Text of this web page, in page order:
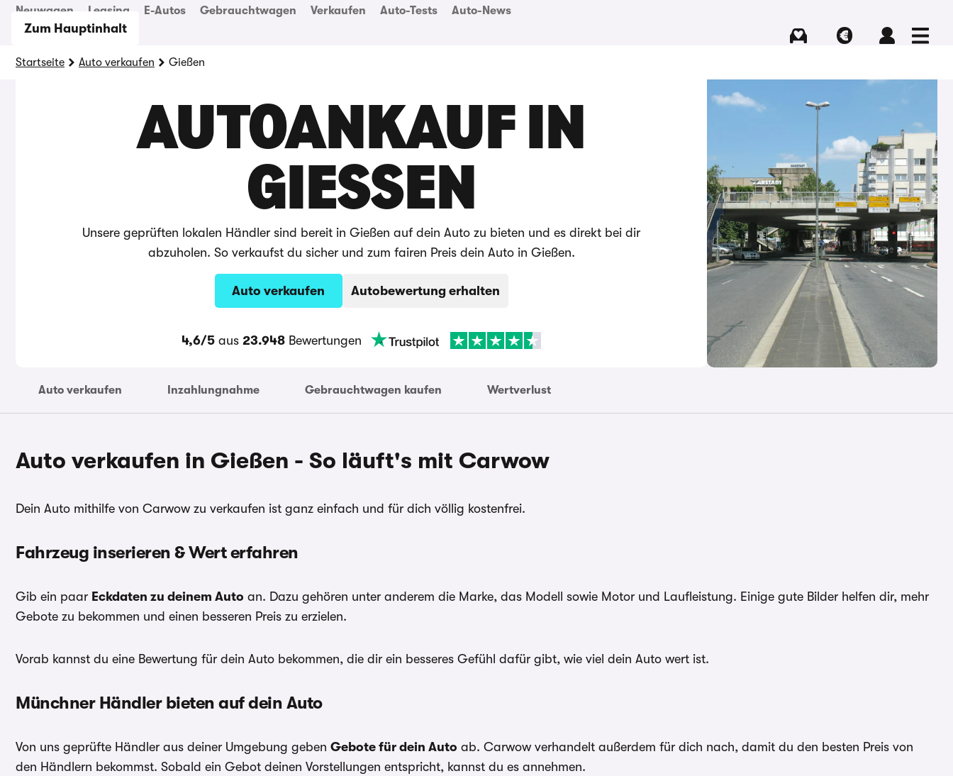
Zum Hauptinhalt
Neuwagen Leasing E-Autos Gebrauchtwagen Verkaufen Auto-Tests Auto-News
Startseite Auto verkaufen Gießen
AUTOANKAUF IN
GIESSEN
Unsere geprüften lokalen Händler sind bereit in Gießen auf dein Auto zu bieten und es direkt bei dir
abzuholen. So verkaufst du sicher und zum fairen Preis dein Auto in Gießen.
Auto verkaufen Autobewertung erhalten
4,6/5 aus 23.948 Bewertungen
Auto verkaufen Inzahlungnahme Gebrauchtwagen kaufen Wertverlust
Auto verkaufen in Gießen - So läuft's mit Carwow
Dein Auto mithilfe von Carwow zu verkaufen ist ganz einfach und für dich völlig kostenfrei.
Fahrzeug inserieren & Wert erfahren
Gib ein paar Eckdaten zu deinem Auto an. Dazu gehören unter anderem die Marke, das Modell sowie Motor und Laufleistung. Einige gute Bilder helfen dir, mehr
Gebote zu bekommen und einen besseren Preis zu erzielen.
Vorab kannst du eine Bewertung für dein Auto bekommen, die dir ein besseres Gefühl dafür gibt, wie viel dein Auto wert ist.
Münchner Händler bieten auf dein Auto
Von uns geprüfte Händler aus deiner Umgebung geben Gebote für dein Auto ab. Carwow verhandelt außerdem für dich nach, damit du den besten Preis von
den Händlern bekommst. Sobald ein Gebot deinen Vorstellungen entspricht, kannst du es annehmen.